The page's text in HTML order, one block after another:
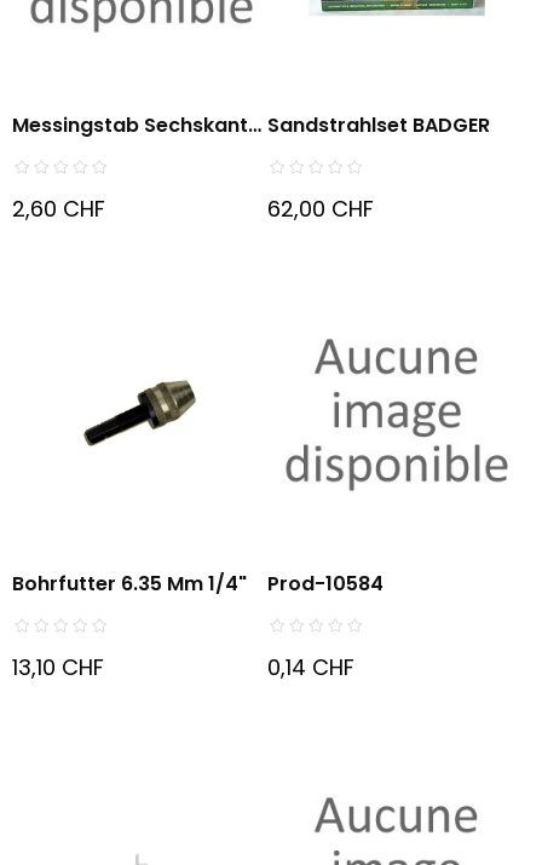
Messingstab Sechskant
Voll....
2,60 CHF
Sandstrahlset BADGER
62,00 CHF
Bohrfutter 6.35 Mm 1/4"
13,10 CHF
Prod-10584
0,14 CHF